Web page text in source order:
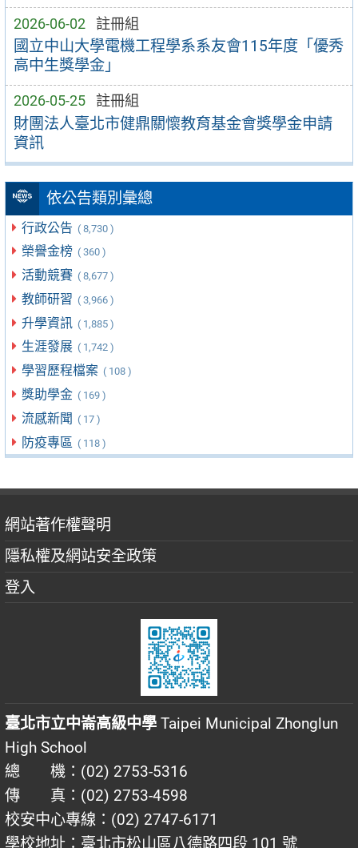
2026-06-02 註冊組
國立中山大學電機工程學系系友會115年度「優秀
高中生獎學金」
2026-05-25 註冊組
財團法人臺北市健鼎關懷教育基金會獎學金申請
資訊
依公告類別彙總
行政公告 ( 8,730 )
榮譽金榜 ( 360 )
活動競賽 ( 8,677 )
教師研習 ( 3,966 )
升學資訊 ( 1,885 )
生涯發展 ( 1,742 )
學習歷程檔案 ( 108 )
獎助學金 ( 169 )
流感新聞 ( 17 )
防疫專區 ( 118 )
網站著作權聲明
隱私權及網站安全政策
登入
臺北市立中崙高級中學 Taipei Municipal Zhonglun
High School
總 機：(02) 2753-5316
傳 真：(02) 2753-4598
校安中心專線：(02) 2747-6171
學校地址：臺北市松山區八德路四段 101 號